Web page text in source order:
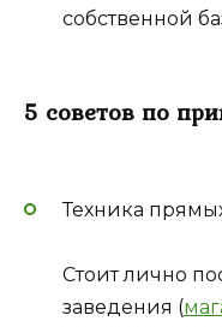
собственной
5 советов по
Техника
Стоит лично
заведения (